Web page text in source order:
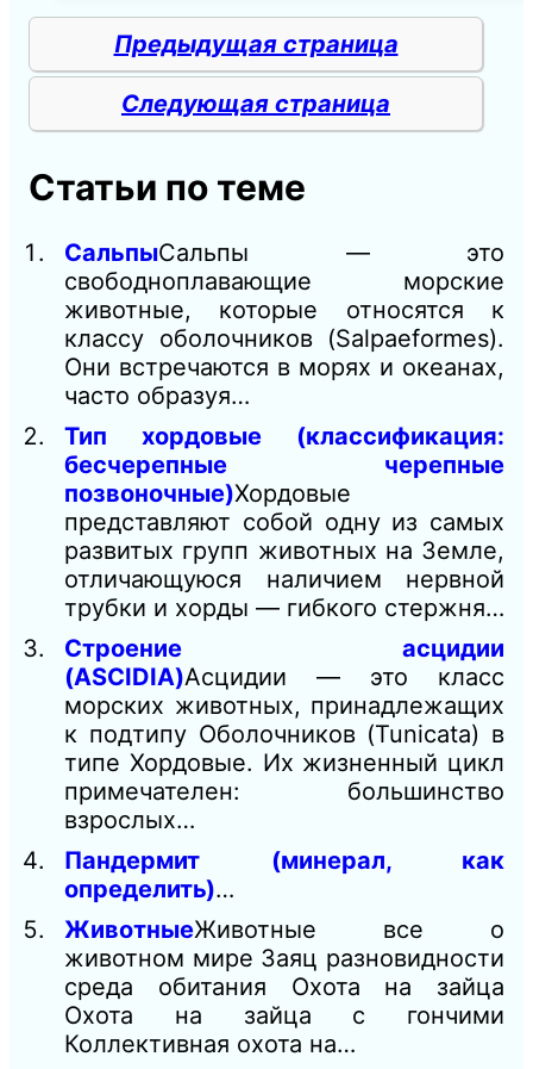
Предыдущая страница
Следующая страница
Статьи по теме
СальпыСальпы — это
свободноплавающие морские
животные, которые относятся к
классу оболочников (Salpaeformes).
Они встречаются в морях и океанах,
часто образуя…
Тип хордовые (классификация:
бесчерепные черепные
позвоночные)Хордовые
представляют собой одну из самых
развитых групп животных на Земле,
отличающуюся наличием нервной
трубки и хорды — гибкого стержня…
Строение асцидии
(ASCIDIA)Асцидии — это класс
морских животных, принадлежащих
к подтипу Оболочников (Tunicata) в
типе Хордовые. Их жизненный цикл
примечателен: большинство
взрослых…
Пандермит (минерал, как
определить)…
ЖивотныеЖивотные все о
животном мире Заяц разновидности
среда обитания Охота на зайца
Охота на зайца с гончими
Коллективная охота на…